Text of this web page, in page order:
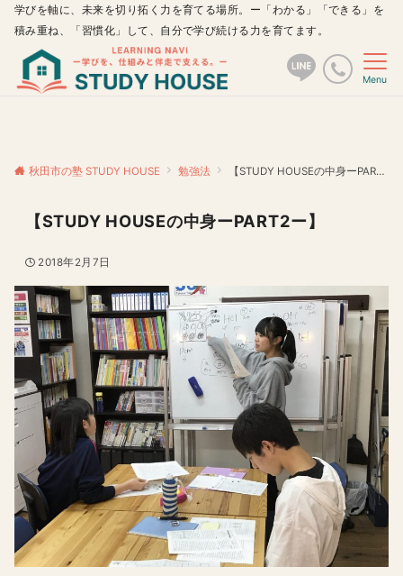
学びを軸に、未来を切り拓く力を育てる場所。ー「わかる」「できる」を
積み重ね、「習慣化」して、自分で学び続ける力を育てます。
Menu
秋田市の塾 STUDY HOUSE 勉強法 【STUDY HOUSEの中身ーPART2ー】
【STUDY HOUSEの中身ーPART2ー】
2018年2月7日